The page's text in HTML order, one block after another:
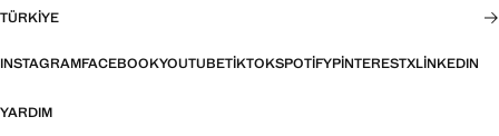
TÜRKIYE
INSTAGRAMFACEBOOKYOUTUBETIKTOKSPOTIFYPINTERESTXLINKEDIN
YARDIM